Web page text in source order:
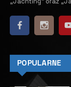
POPULARNE